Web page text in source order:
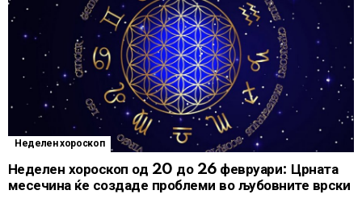
Неделен хороскоп
Неделен хороскоп од 20 до 26 февруари: Црната
месечина ќе создаде проблеми во љубовните врски